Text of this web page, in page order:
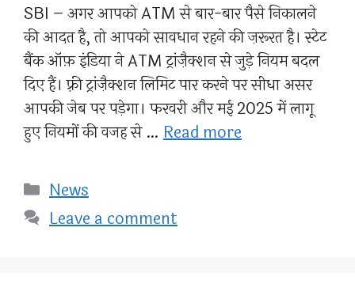
SBI – अगर आपको ATM से बार-बार पैसे निकालने
की आदत है, तो आपको सावधान रहने की ज़रूरत है। स्टेट
बैंक ऑफ़ इंडिया ने ATM ट्रांज़ैक्शन से जुड़े नियम बदल
दिए हैं। फ़्री ट्रांज़ैक्शन लिमिट पार करने पर सीधा असर
आपकी जेब पर पड़ेगा। फरवरी और मई 2025 में लागू
हुए नियमों की वजह से … Read more
Categories
News
Leave a comment